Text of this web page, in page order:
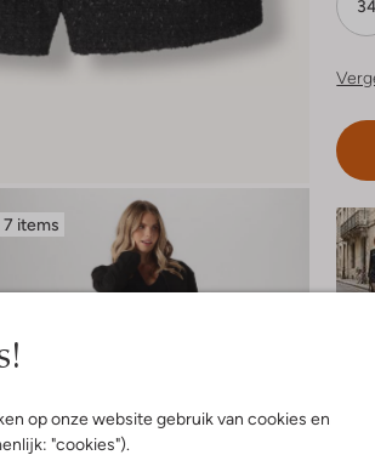
op onze website gebruik van cookies en
"cookies").
7 items